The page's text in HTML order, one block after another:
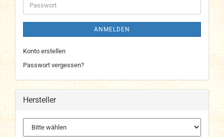
Passwort
ANMELDEN
Konto erstellen
Passwort vergessen?
Hersteller